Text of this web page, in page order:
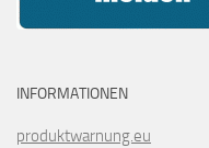
INFORMATIONEN
produktwarnung.eu